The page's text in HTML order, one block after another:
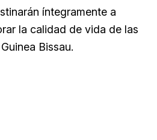
íntegramente a
la calidad de vida de las
Bissau.